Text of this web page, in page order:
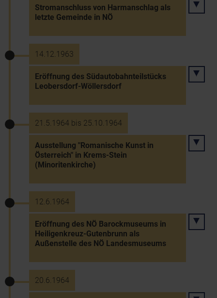
Stromanschluss von Harmanschlag als
letzte Gemeinde in NÖ
14.12.1963
Eröffnung des Südautobahnteilstücks
Leobersdorf-Wöllersdorf
21.5.1964 bis 25.10.1964
Ausstellung "Romanische Kunst in
Österreich" in Krems-Stein
(Minoritenkirche)
12.6.1964
Eröffnung des NÖ Barockmuseums in
Heiligenkreuz-Gutenbrunn als
Außenstelle des NÖ Landesmuseums
20.6.1964